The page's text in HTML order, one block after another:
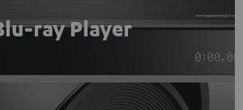
ray Player